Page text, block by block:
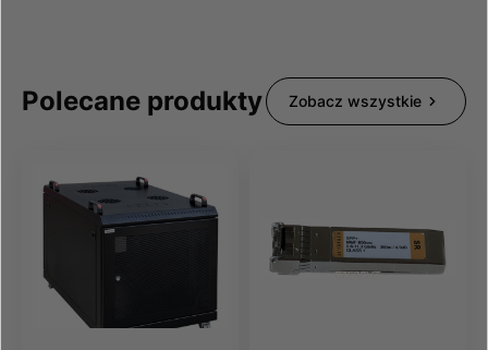
Polecane produkty Zobacz wszystkie